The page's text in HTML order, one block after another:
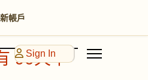
帳戶
Sign In
90天早